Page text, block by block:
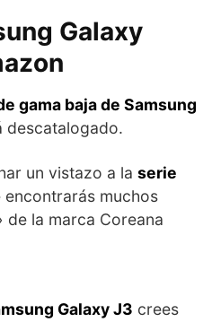
Galaxy
gama baja de Samsung
descatalogado.
un vistazo a la serie
encontrarás muchos
de la marca Coreana
Galaxy J3 crees